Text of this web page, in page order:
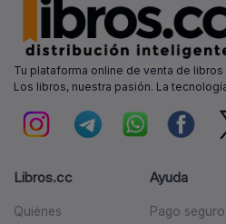
Tu plataforma online de venta de libros
Los libros, nuestra pasión. La
Libros.cc
Quiénes
Ayuda
Pago